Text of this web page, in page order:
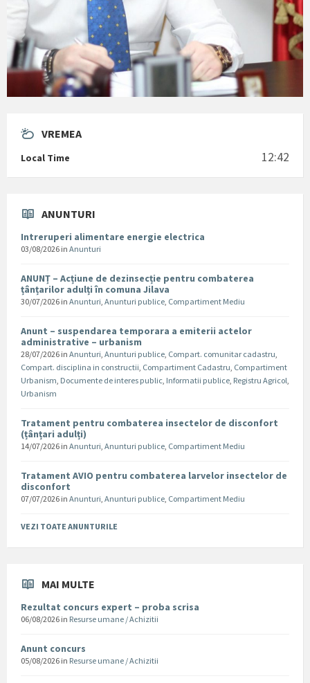
VREMEA
Local Time 12:42
ANUNTURI
Intreruperi alimentare energie electrica
03/08/2026 in Anunturi
ANUNȚ – Acțiune de dezinsecție pentru combaterea
țânțarilor adulți în comuna Jilava
30/07/2026 in Anunturi, Anunturi publice, Compartiment Mediu
Anunt – suspendarea temporara a emiterii actelor
administrative – urbanism
28/07/2026 in Anunturi, Anunturi publice, Compart. comunitar cadastru,
Compart. disciplina in constructii, Compartiment Cadastru, Compartiment
Urbanism, Documente de interes public, Informatii publice, Registru Agricol,
Urbanism
Tratament pentru combaterea insectelor de disconfort
(țânțari adulți)
14/07/2026 in Anunturi, Anunturi publice, Compartiment Mediu
Tratament AVIO pentru combaterea larvelor insectelor de
disconfort
07/07/2026 in Anunturi, Anunturi publice, Compartiment Mediu
VEZI TOATE ANUNTURILE
MAI MULTE
Rezultat concurs expert – proba scrisa
06/08/2026 in Resurse umane / Achizitii
Anunt concurs
05/08/2026 in Resurse umane / Achizitii